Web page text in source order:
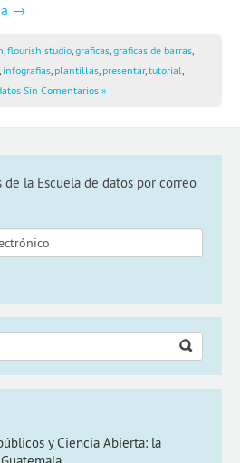
→
,flourish studio,graficas,graficas de barras,
, infografias, plantillas, presentar,tutorial,
Sin Comentarios »
de la Escuela de datos por correo
y Ciencia Abierta: la